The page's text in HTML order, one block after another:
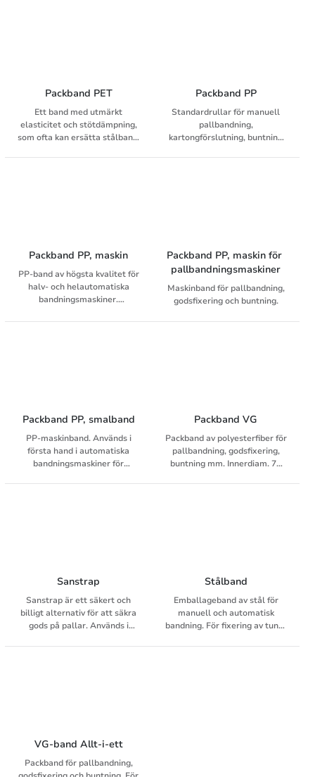
Packband PET
Ett band med utmärkt
elasticitet och stötdämpning,
som ofta kan ersätta stålband.
Packband PP
Standardrullar för manuell
pallbandning,
kartongförslutning, buntning
Packband PP, maskin
PP-band av högsta kvalitet för
halv- och helautomatiska
bandningsmaskiner.
färger på förfrågan.
Packband PP, maskin för
pallbandningsmaskiner
Maskinband för pallbandning,
godsfixering och buntning.
Packband PP, smalband
PP-maskinband. Används i
första hand i automatiska
bandningsmaskiner för
Packband VG
Packband av polyesterfiber för
pallbandning, godsfixering,
buntning mm. Innerdiam. 76
Sanstrap
Sanstrap är ett säkert och
billigt alternativ för att säkra
gods på pallar. Används i
Stålband
Emballageband av stål för
manuell och automatisk
bandning. För fixering av tungt
VG-band Allt-i-ett
Packband för pallbandning,